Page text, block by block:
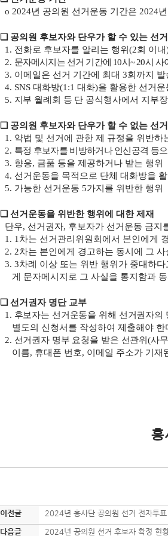
o 2024년 공의원 선거운동 기간은 2024년
❏ 공의원 후보자와 단우가 할 수 있는 선
1. 전화로 후보자를 알리는 행위 (2회 이내
2. 문자메시지는 선거 기간에 10시 ~ 20시 사
3. 이메일은 선거 기간에 최대 3회까지 발
4. SNS 대화방(1:1 대화)을 활용한 선거운
5. 지부 월례회 등 단 공식행사에서 지부
❏ 공의원 후보자와 단우가 할 수 없는 선
1. 약법 및 선거에 관한 제 규정을 위반하
2. 특정 후보자를 비방하거나 인신공격 등
3. 향응, 금품 등을 제공하거나 받는 행위
4. 선거운동을 목적으로 단체 대화방을
5. 가능한 선거운동 5가지를 위반한 행위
❏ 선거운동을 위반한 행위에 대한 제재
단우, 선거권자, 후보자가 선거운동 금지
1. 1 차는 선거관리위원회에서 본인에게
2. 2차는 본인에게 경고하는 동시에 그
3. 3차례 이상 또는 위반 행위가 중대하
게 문자메시지로 그 사실을 통지함과
❏ 선거권자 명단 교부
1. 후보자는 선거운동을 위해 선거권자의
별도의 신청서를 작성하여 제출해야 한
2. 선거권자 명부 요청을 받은 선관위(사
이름, 휴대폰 번호, 이메일 주소가 기재
흥
이전글 2024년 흥사단 공의원 선거 전자투
다음글 2024년 공의원 선거 후보자 확정 현